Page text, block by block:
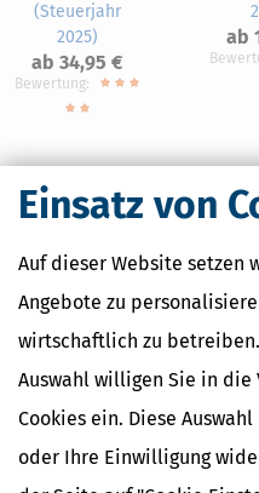
Einsatz von
Auf dieser Website setzen
Angebote zu
wirtschaftlich zu
Auswahl willigen Sie in die
Cookies ein. Diese
oder Ihre Einwilligung
(Steuerjahr
2025)
ab 34,95 €
Bewertung:
ab
Nahe Finanzämter
Finanzamt Friedrichshafen
Finanzamt Lindau
Finanzamt Überlingen